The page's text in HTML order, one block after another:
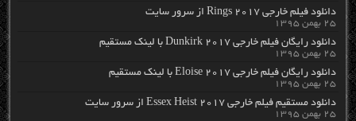
دانلود فیلم خارجی Rings 2017 از سرور سایت
۲۵ بهمن ۱۳۹۵
دانلود رایگان فیلم خارجی Dunkirk 2017 با لینک مستقیم
۲۵ بهمن ۱۳۹۵
دانلود رایگان فیلم خارجی Eloise 2017 با لینک مستقیم
۲۵ بهمن ۱۳۹۵
دانلود مستقیم فیلم خارجی Essex Heist 2017 از سرور سایت
۲۵ بهمن ۱۳۹۵